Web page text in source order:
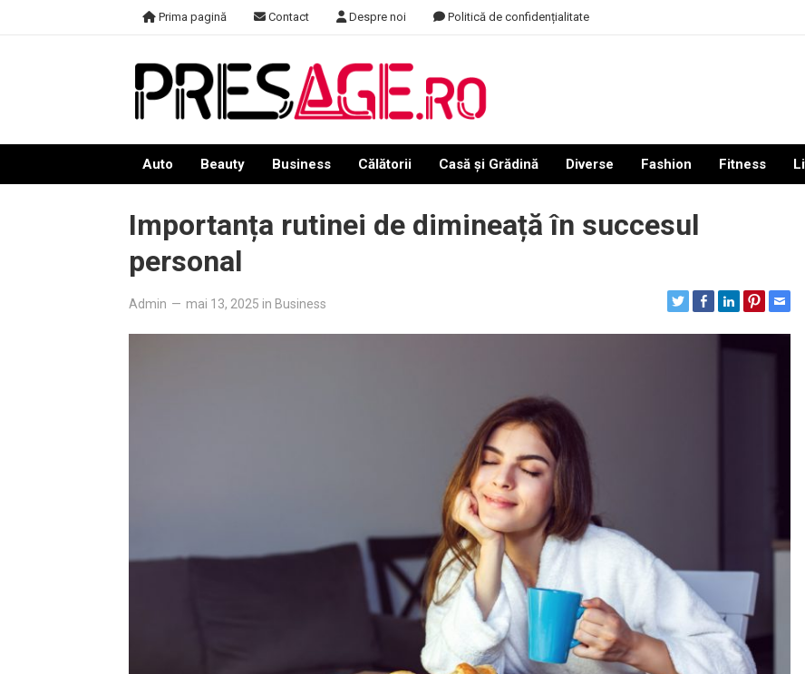
Prima pagină Contact Despre noi Politică de confidențialitate
Auto Beauty Business Călătorii Casă și Grădină Diverse Fashion Fitness
Importanța rutinei de dimineață în succesul
personal
Admin — mai 13, 2025 in Business